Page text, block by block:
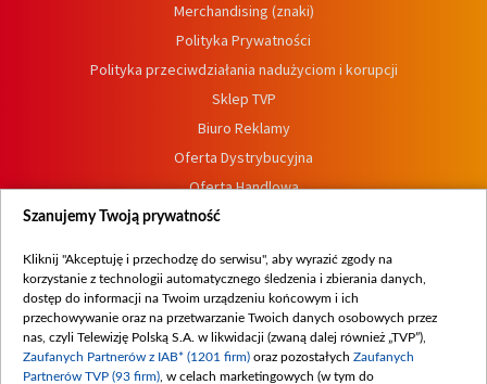
Merchandising (znaki)
Polityka Prywatności
Polityka przeciwdziałania nadużyciom i korupcji
Sklep TVP
Biuro Reklamy
Oferta Dystrybucyjna
Oferta Handlowa
Dostępność
Procedura zgłoszeń wewnętrznych
Szanujemy Twoją prywatność
Kliknij "Akceptuję i przechodzę do serwisu", aby wyrazić zgody na
korzystanie z technologii automatycznego śledzenia i zbierania danych,
dostęp do informacji na Twoim urządzeniu końcowym i ich
przechowywanie oraz na przetwarzanie Twoich danych osobowych przez
nas, czyli Telewizję Polską S.A. w likwidacji (zwaną dalej również „TVP”),
Zaufanych Partnerów z IAB* (1201 firm) oraz pozostałych Zaufanych
Partnerów TVP (93 firm) , w celach marketingowych (w tym do